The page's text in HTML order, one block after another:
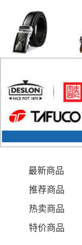
最新商品
推荐商品
热卖商品
特价商品